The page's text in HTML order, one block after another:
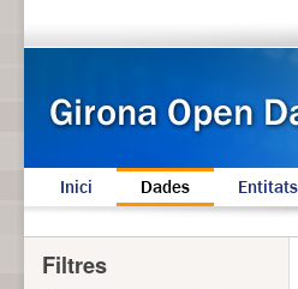
Inici Dades
Filtres